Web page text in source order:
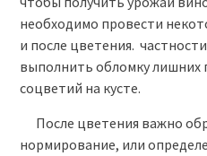
необходимо провести
и после цветения.
выполнить обломку лишних
соцветий на кусте.
После цветения важно
нормирование, или